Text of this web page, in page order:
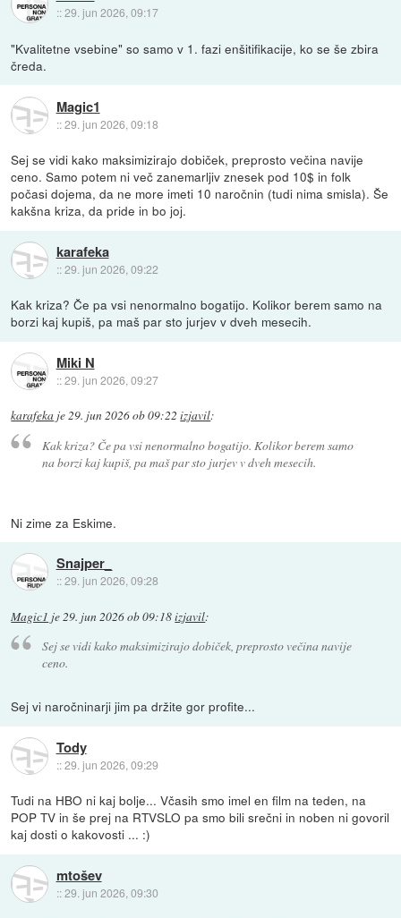
::29. jun 2026, 09:17
"Kvalitetne vsebine" so samo v 1. fazi enšitifikacije, ko se še zbira
čreda.
Magic1
::29. jun 2026, 09:18
Sej se vidi kako maksimizirajo dobiček, preprosto večina navije
ceno. Samo potem ni več zanemarljiv znesek pod 10$ in folk
počasi dojema, da ne more imeti 10 naročnin (tudi nima smisla). Še
kakšna kriza, da pride in bo joj.
karafeka
::29. jun 2026, 09:22
Kak kriza? Če pa vsi nenormalno bogatijo. Kolikor berem samo na
borzi kaj kupiš, pa maš par sto jurjev v dveh mesecih.
Miki N
::29. jun 2026, 09:27
karafeka je29. jun 2026 ob 09:22 izjavil:
Kak kriza? Če pa vsi nenormalno bogatijo. Kolikor berem samo
na borzi kaj kupiš, pa maš par sto jurjev v dveh mesecih.
Ni zime za Eskime.
Snajper_
::29. jun 2026, 09:28
Magic1 je29. jun 2026 ob 09:18izjavil:
Sej se vidi kako maksimizirajo dobiček, preprosto večina navije
ceno.
Sej vi naročninarji jim pa držite gor profite...
Tody
::29. jun 2026, 09:29
Tudi na HBO ni kaj bolje... Včasih smo imel en film na teden, na
POP TV in še prej na RTVSLO pa smo bili srečni in noben ni govoril
kaj dosti o kakovosti ... :)
mtošev
::29. jun 2026, 09:30